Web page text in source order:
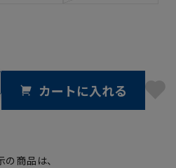
カートに入れる
の商品は、